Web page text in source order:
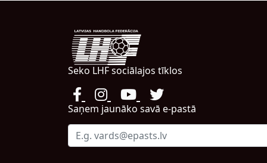
Seko LHF sociālajos tīklos
Saņem jaunāko savā e-pastā